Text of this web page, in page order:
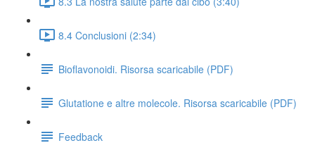
8.4 Conclusioni (2:34)
Bioflavonoidi. Risorsa scaricabile (PDF)
Glutatione e altre molecole. Risorsa scaricabile (PDF)
Feedback